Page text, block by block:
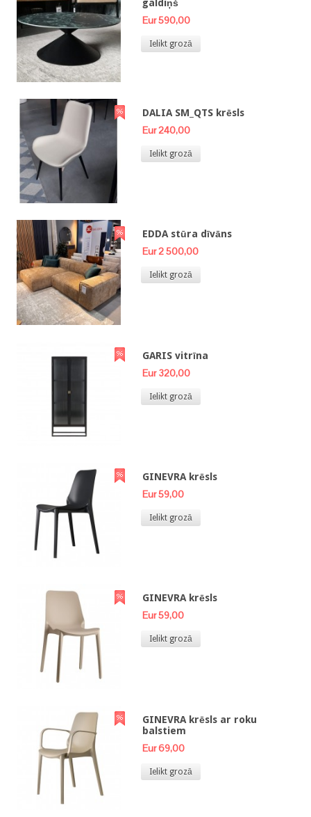
galdiņš
Eur 590,00
Ielikt grozā
DALIA SM_QTS krēsls
Eur 240,00
Ielikt grozā
EDDA stūra dīvāns
Eur 2 500,00
Ielikt grozā
GARIS vitrīna
Eur 320,00
Ielikt grozā
GINEVRA krēsls
Eur 59,00
Ielikt grozā
GINEVRA krēsls
Eur 59,00
Ielikt grozā
GINEVRA krēsls ar roku
balstiem
Eur 69,00
Ielikt grozā